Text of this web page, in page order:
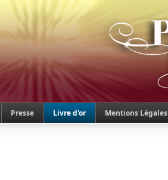
Presse Livre d'or Mentions Légales